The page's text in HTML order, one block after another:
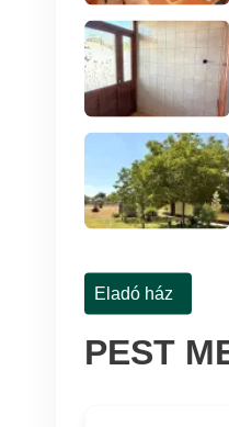
Eladó ház
PEST